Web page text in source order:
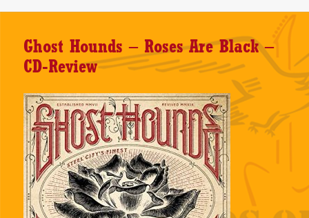
Ghost Hounds – Roses Are Black –
CD-Review